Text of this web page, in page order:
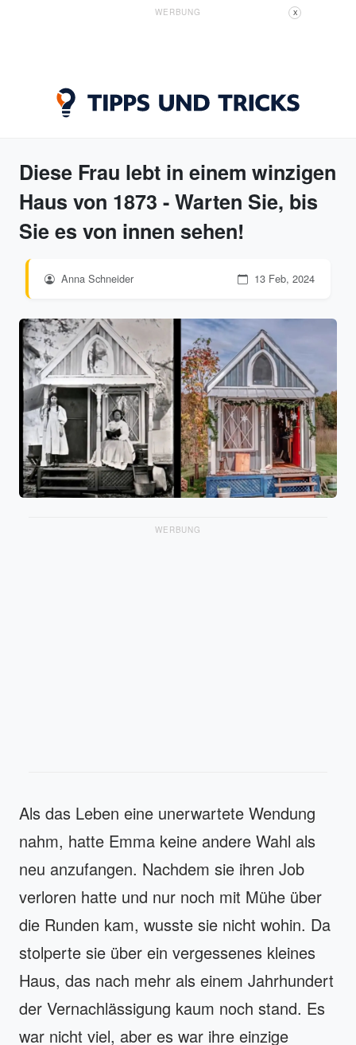
WERBUNG X
Diese Frau lebt in einem winzigen
Haus von 1873 - Warten Sie, bis
Sie es von innen sehen!
Anna Schneider 13 Feb, 2024
WERBUNG
Als das Leben eine unerwartete Wendung
nahm, hatte Emma keine andere Wahl als
neu anzufangen. Nachdem sie ihren Job
verloren hatte und nur noch mit Mühe über
die Runden kam, wusste sie nicht wohin. Da
stolperte sie über ein vergessenes kleines
Haus, das nach mehr als einem Jahrhundert
der Vernachlässigung kaum noch stand. Es
war nicht viel, aber es war ihre einzige